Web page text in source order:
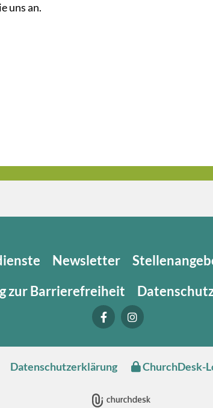
uns an.
Newsletter
zur Barrierefreiheit
Datenschutzerklärung ChurchDesk-